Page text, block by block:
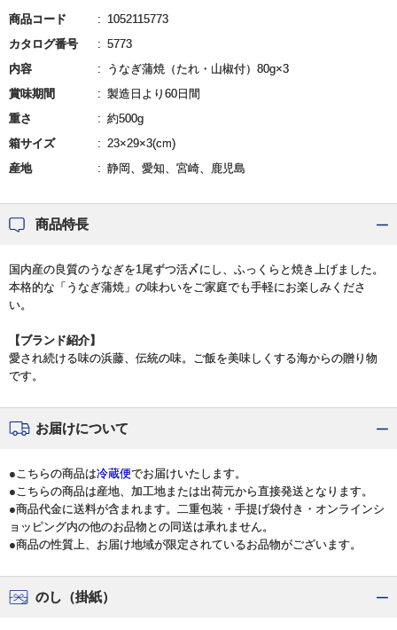
商品コード
1052115773
カタログ番号
5773
内容
うなぎ蒲焼（たれ・山椒付）80g×3
賞味期間
製造日より60日間
重さ
約500g
箱サイズ
23×29×3(cm)
産地
静岡、愛知、宮崎、鹿児島
商品特長
国内産の良質のうなぎを1尾ずつ活〆にし、ふっくらと焼き上げました。
本格的な「うなぎ蒲焼」の味わいをご家庭でも手軽にお楽しみくださ
い。
【ブランド紹介】
愛され続ける味の浜藤、伝統の味。ご飯を美味しくする海からの贈り物
です。
お届けについて
●こちらの商品は冷蔵便でお届けいたします。
●こちらの商品は産地、加工地または出荷元から直接発送となります。
●商品代金に送料が含まれます。二重包装・手提げ袋付き・オンラインシ
ョッピング内の他のお品物との同送は承れません。
●商品の性質上、お届け地域が限定されているお品物がございます。
のし（掛紙）